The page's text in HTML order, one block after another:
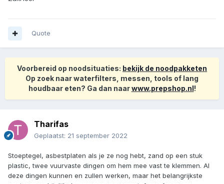
Quote
Voorbereid op noodsituaties: bekijk de noodpakketen
Op zoek naar waterfilters, messen, tools of lang
houdbaar eten? Ga dan naarwww.prepshop.nl!
Tharifas
Geplaatst: 21 september 2022
Stoeptegel, asbestplaten als je ze nog hebt, zand op een stuk
plastic, twee vuurvaste dingen om hem mee vast te klemmen. Al
deze dingen kunnen en zullen werken, maar het belangrijkste